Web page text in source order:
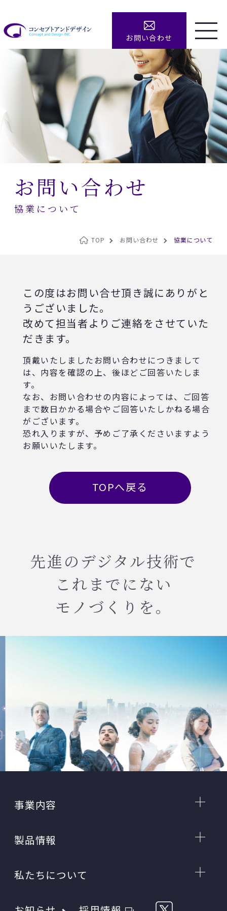
お問い合わせ
TOP お問い合わせ 協業について
お問い合わせ
協業について
この度はお問い合せ頂き誠にありがと
うございました。
改めて担当者よりご連絡をさせていた
だきます。
頂戴いたしましたお問い合わせにつきまして
は、内容を確認の上、後ほどご回答いたしま
す。
なお、お問い合わせの内容によっては、ご回答
まで数日かかる場合やご回答いたしかねる場合
がございます。
恐れ入りますが、予めご了承くださいますよう
お願いいたします。
TOPへ戻る
先進のデジタル技術で
これまでにない
モノづくりを。
事業内容
製品情報
私たちについて